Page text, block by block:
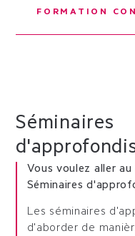
FORMATION
Séminaires
Vous voulez aller
Séminaires
Les séminaires
d'aborder de